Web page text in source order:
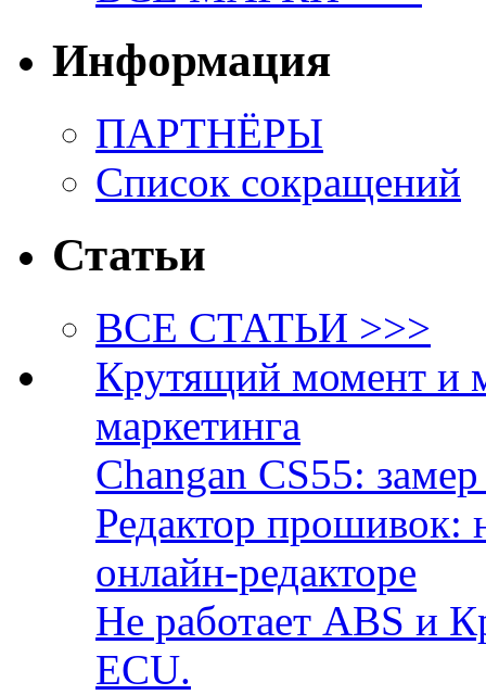
Информация
ПАРТНЁРЫ
Список сокращений
Статьи
ВСЕ СТАТЬИ >>>
Крутящий момент и
маркетинга
Changan CS55:
Редактор прошивок:
онлайн-редакторе
Не работает ABS и
ECU.